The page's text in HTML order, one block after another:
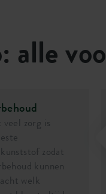
alle
zorg is
zodat
kunnen
welk